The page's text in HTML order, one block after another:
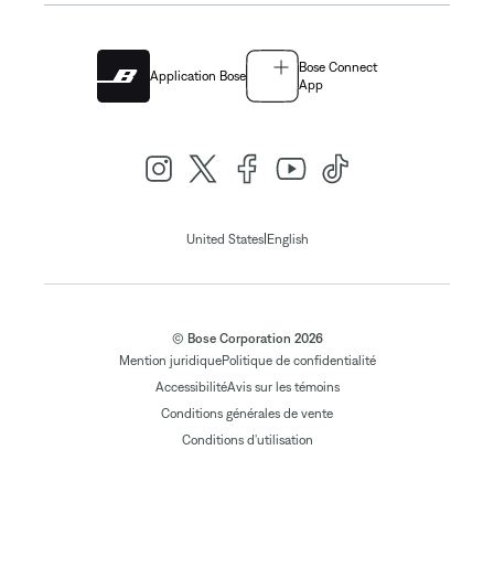
Application Bose
Bose Connect
App
United States| English
© Bose Corporation 2026
Mention juridiquePolitique de confidentialité
AccessibilitéAvis sur les témoins
Conditions générales de vente
Conditions d'utilisation